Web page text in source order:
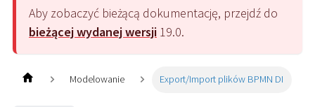
Aby zobaczyć bieżącą dokumentację, przejdź do
bieżącej wydanej wersji 19.0.
Modelowanie Export/Import plików BPMN DI